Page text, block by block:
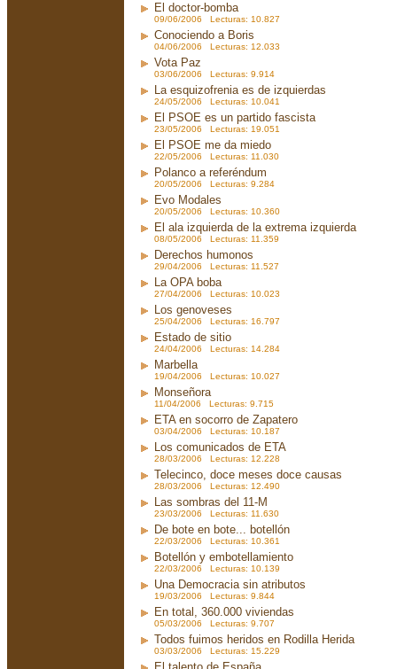
El doctor-bomba
09/06/2006 Lecturas: 10.827
Conociendo a Boris
04/06/2006 Lecturas: 12.033
Vota Paz
03/06/2006 Lecturas: 9.914
La esquizofrenia es de izquierdas
24/05/2006 Lecturas: 10.041
El PSOE es un partido fascista
23/05/2006 Lecturas: 19.051
El PSOE me da miedo
22/05/2006 Lecturas: 11.030
Polanco a referéndum
20/05/2006 Lecturas: 9.284
Evo Modales
20/05/2006 Lecturas: 10.360
El ala izquierda de la extrema izquierda
08/05/2006 Lecturas: 11.359
Derechos humonos
29/04/2006 Lecturas: 11.527
La OPA boba
27/04/2006 Lecturas: 10.023
Los genoveses
25/04/2006 Lecturas: 16.797
Estado de sitio
24/04/2006 Lecturas: 14.284
Marbella
19/04/2006 Lecturas: 10.027
Monseñora
11/04/2006 Lecturas: 9.715
ETA en socorro de Zapatero
03/04/2006 Lecturas: 10.187
Los comunicados de ETA
28/03/2006 Lecturas: 12.228
Telecinco, doce meses doce causas
28/03/2006 Lecturas: 12.490
Las sombras del 11-M
23/03/2006 Lecturas: 11.630
De bote en bote... botellón
22/03/2006 Lecturas: 10.361
Botellón y embotellamiento
22/03/2006 Lecturas: 10.139
Una Democracia sin atributos
19/03/2006 Lecturas: 9.844
En total, 360.000 viviendas
05/03/2006 Lecturas: 9.707
Todos fuimos heridos en Rodilla Herida
03/03/2006 Lecturas: 15.229